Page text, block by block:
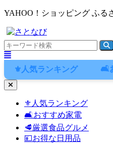
YAHOO！ショッピング ふる
⚜️人気ランキング 🛋️
ナ
⚜️人気ランキング
🛋️おすすめ家電
🥩厳選食品グルメ
💴お得な日用品